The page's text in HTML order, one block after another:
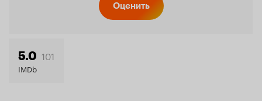
Оценить
5.0 101
IMDb